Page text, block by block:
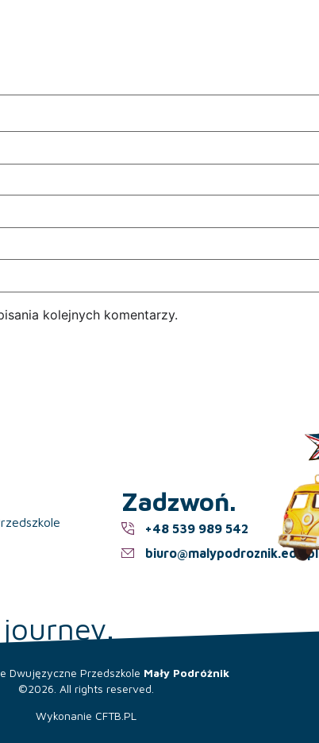
kolejnych komentarzy.
Zadzwoń.
+48 539 989 542
biuro@malypodroznik.edu.pl
Dwujęzyczne Przedszkole Mały Podróżnik
©2026. All rights reserved.
Wykonanie CFTB.PL